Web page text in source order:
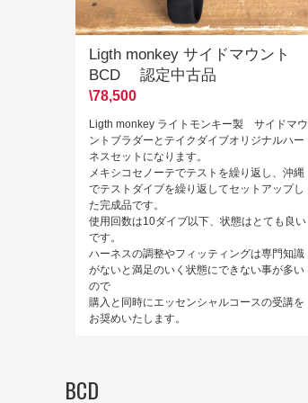
Ligth monkey サイドマウント
BCD 認定中古品
\78,500
Ligth monkey ライトモンキー製 サイドマウ
ントブラダーとテイクダイブオリジナルハー
ネスセットになります。
メキシコセノーテでテストを繰り返し、沖縄
でテストダイブを繰り返してセットアップし
た完成品です。
使用回数は10ダイブ以下、状態はとても良い
です。
ハーネスの調整やフィッティングは専門知識
がないと満足のいく状態にできない事が多い
ので
購入と同時にエッセンシャルコースの受講を
お奨めいたします。
BCD